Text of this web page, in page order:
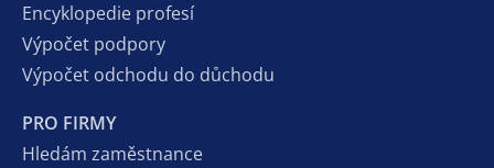
Encyklopedie profesí
Výpočet podpory
Výpočet odchodu do důchodu
PRO FIRMY
Hledám zaměstnance